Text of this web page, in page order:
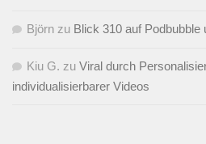
Björn zu Blick 310 auf
Kiu G. zu Viral durch
individualisierbarer Videos